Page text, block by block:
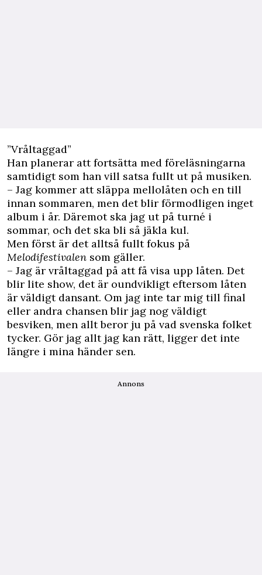
”Vråltaggad”
Han planerar att fortsätta med föreläsningarna
samtidigt som han vill satsa fullt ut på musiken.
– Jag kommer att släppa mellolåten och en till
innan sommaren, men det blir förmodligen inget
album i år. Däremot ska jag ut på turné i
sommar, och det ska bli så jäkla kul.
Men först är det alltså fullt fokus på
Melodifestivalen som gäller.
– Jag är vråltaggad på att få visa upp låten. Det
blir lite show, det är oundvikligt eftersom låten
är väldigt dansant. Om jag inte tar mig till final
eller andra chansen blir jag nog väldigt
besviken, men allt beror ju på vad svenska folket
tycker. Gör jag allt jag kan rätt, ligger det inte
längre i mina händer sen.
Annons